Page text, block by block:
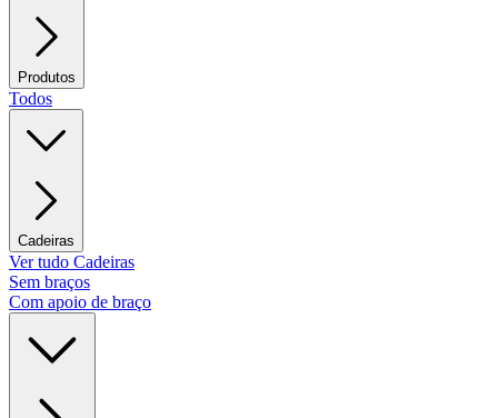
Produtos
Todos
Cadeiras
Ver tudo Cadeiras
Sem braços
Com apoio de braço